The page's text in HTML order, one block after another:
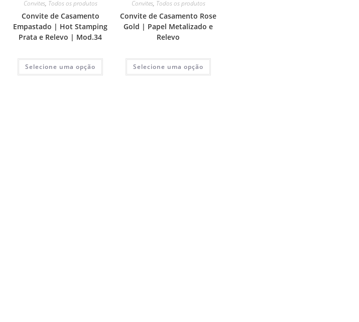
Convites, Todos os produtos
Convite de Casamento
Empastado | Hot Stamping
Prata e Relevo | Mod.34
Selecione uma opção
Convites, Todos os produtos
Convite de Casamento Rose
Gold | Papel Metalizado e
Relevo
Selecione uma opção